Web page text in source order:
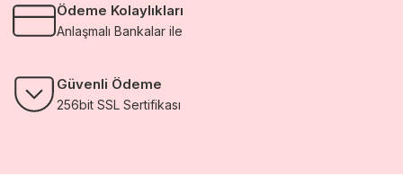
Ödeme Kolaylıkları
Anlaşmalı Bankalar ile
Güvenli Ödeme
256bit SSL Sertifikası